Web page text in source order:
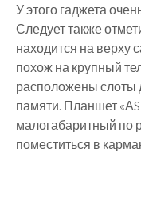
У этого гаджета
Следует также
находится на верху
похож на крупный
расположены слоты
памяти. Планшет
малогабаритный по
поместиться в